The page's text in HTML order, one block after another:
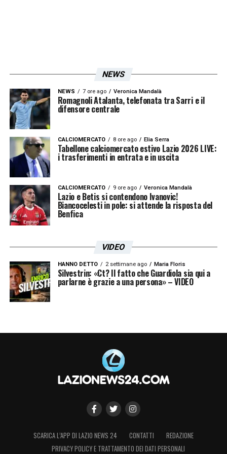
NEWS
NEWS 7 ore ago Veronica Mandalà
Romagnoli Atalanta, telefonata tra Sarri e il
difensore centrale
CALCIOMERCATO 8 ore ago Elia Serra
Tabellone calciomercato estivo Lazio 2026 LIVE:
i trasferimenti in entrata e in uscita
CALCIOMERCATO 9 ore ago Veronica Mandalà
Lazio e Betis si contendono Ivanovic!
Biancocelesti in pole: si attende la risposta del
Benfica
VIDEO
HANNO DETTO 2 settimane ago Maria Floris
Silvestrin: «Ct? Il fatto che Guardiola sia qui a
parlarne è grazie a una persona» – VIDEO
SCARICA L’APP DI LAZIO NEWS 24 CONTATTI
REDAZIONE
PRIVACY POLICY E TRATTAMENTO DEI DATI PERSONALI